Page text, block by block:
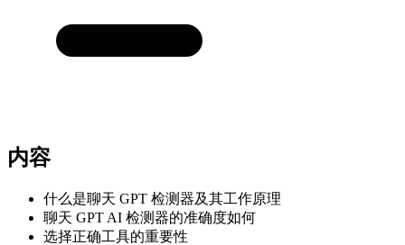
内容
什么是聊天 GPT 检测器及其工作原理
聊天 GPT AI 检测器的准确度如何
选择正确工具的重要性